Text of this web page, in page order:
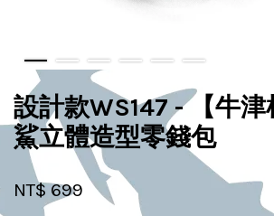
設計款WS147 - 【牛
鯊立體造型零錢包
NT$ 699